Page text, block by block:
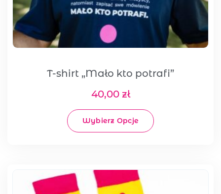
T-shirt „Mało kto potrafi”
40,00 zł
Wybierz Opcje